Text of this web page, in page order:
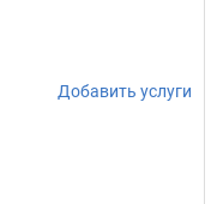
Добавить услуги